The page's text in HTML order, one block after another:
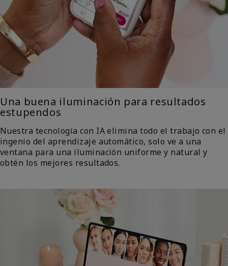
Una buena iluminación para resultados
estupendos
Nuestra tecnología con IA elimina todo el trabajo con el
ingenio del aprendizaje automático, solo ve a una
ventana para una iluminación uniforme y natural y
obtén los mejores resultados.